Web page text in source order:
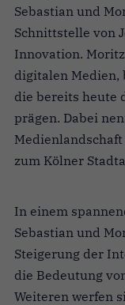
Sebastian und
Schnittstelle von
Innovation.
digitalen Medien,
die bereits heute
prägen. Dabei
zum Kölner
In einem
Sebastian und
Steigerung der
die Bedeutung
Weiteren werfen